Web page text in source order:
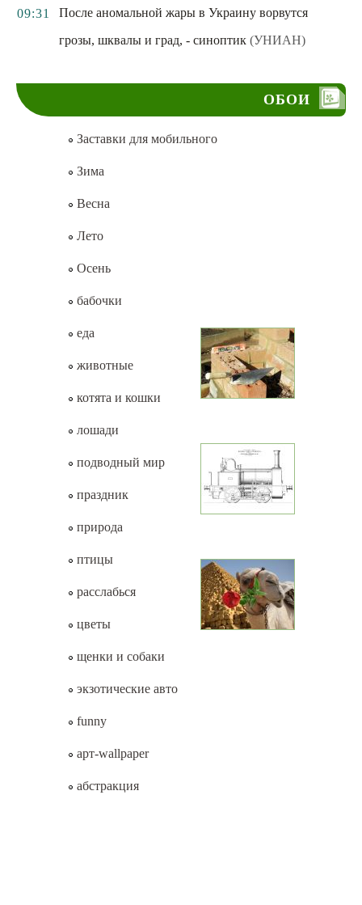
09:31
После аномальной жары в Украину ворвутся
грозы, шквалы и град, - синоптик (УНИАН)
ОБОИ
Заставки для мобильного
Зима
Весна
Лето
Осень
бабочки
еда
животные
котята и кошки
лошади
подводный мир
праздник
природа
птицы
расслабься
цветы
щенки и собаки
экзотические авто
funny
арт-wallpaper
абстракция